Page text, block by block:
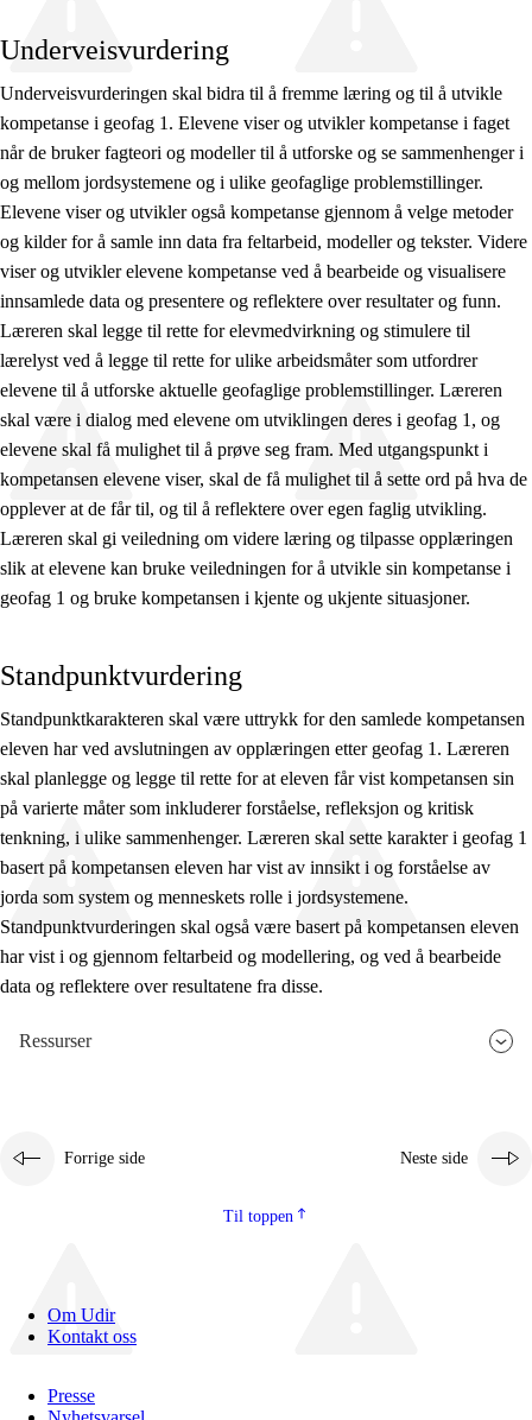
Underveisvurdering
Underveisvurderingen skal bidra til å fremme læring og til å utvikle
kompetanse i geofag 1. Elevene viser og utvikler kompetanse i faget
når de bruker fagteori og modeller til å utforske og se sammenhenger i
og mellom jordsystemene og i ulike geofaglige problemstillinger.
Elevene viser og utvikler også kompetanse gjennom å velge metoder
og kilder for å samle inn data fra feltarbeid, modeller og tekster. Videre
viser og utvikler elevene kompetanse ved å bearbeide og visualisere
innsamlede data og presentere og reflektere over resultater og funn.
Læreren skal legge til rette for elevmedvirkning og stimulere til
lærelyst ved å legge til rette for ulike arbeidsmåter som utfordrer
elevene til å utforske aktuelle geofaglige problemstillinger. Læreren
skal være i dialog med elevene om utviklingen deres i geofag 1, og
elevene skal få mulighet til å prøve seg fram. Med utgangspunkt i
kompetansen elevene viser, skal de få mulighet til å sette ord på hva de
opplever at de får til, og til å reflektere over egen faglig utvikling.
Læreren skal gi veiledning om videre læring og tilpasse opplæringen
slik at elevene kan bruke veiledningen for å utvikle sin kompetanse i
geofag 1 og bruke kompetansen i kjente og ukjente situasjoner.
Standpunktvurdering
Standpunktkarakteren skal være uttrykk for den samlede kompetansen
eleven har ved avslutningen av opplæringen etter geofag 1. Læreren
skal planlegge og legge til rette for at eleven får vist kompetansen sin
på varierte måter som inkluderer forståelse, refleksjon og kritisk
tenkning, i ulike sammenhenger. Læreren skal sette karakter i geofag 1
basert på kompetansen eleven har vist av innsikt i og forståelse av
jorda som system og menneskets rolle i jordsystemene.
Standpunktvurderingen skal også være basert på kompetansen eleven
har vist i og gjennom feltarbeid og modellering, og ved å bearbeide
data og reflektere over resultatene fra disse.
Ressurser
Forrige side Neste side
Til toppen
Om Udir
Kontakt oss
Presse